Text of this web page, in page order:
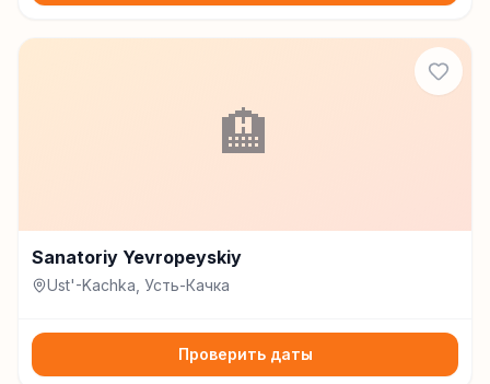
🏨
Sanatoriy Yevropeyskiy
Ust'-Kachka, Усть-Качка
Проверить даты